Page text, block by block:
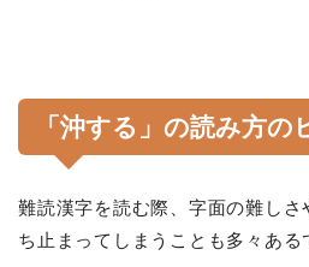
「沖する」の読み方の
難読漢字を読む際、字面の難し
ち止まってしまうことも多々ある